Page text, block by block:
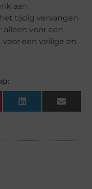
aan
tijdig vervangen
voor een
een veilige en
LinkedInEmail